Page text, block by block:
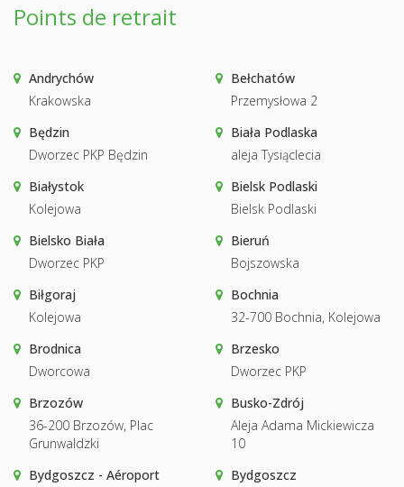
Points de retrait
Andrychów
Krakowska
Bełchatów
Przemysłowa 2
Będzin
Dworzec PKP Będzin
Biała Podlaska
aleja Tysiąclecia
Białystok
Kolejowa
Bielsk Podlaski
Bielsk Podlaski
Bielsko Biała
Dworzec PKP
Bieruń
Bojszowska
Biłgoraj
Kolejowa
Bochnia
32-700 Bochnia, Kolejowa
Brodnica
Dworcowa
Brzesko
Dworzec PKP
Brzozów
36-200 Brzozów, Plac
Grunwaldzki
Busko-Zdrój
Aleja Adama Mickiewicza
10
Bydgoszcz - Aéroport
Bydgoszcz